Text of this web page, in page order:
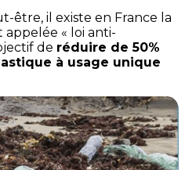
être, il existe en France la
« loi anti-
de réduire de 50%
à usage unique